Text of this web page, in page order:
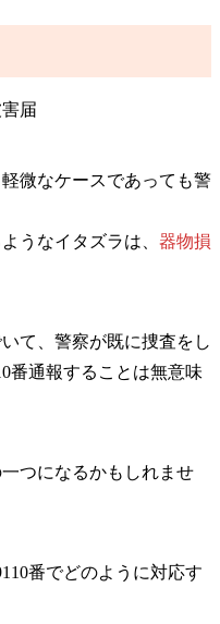
軽微なケースであっても警
うなイタズラは、 器物損
て、警察が既に捜査をし
番通報することは無意味
つになるかもしれませ
番でどのように対応す